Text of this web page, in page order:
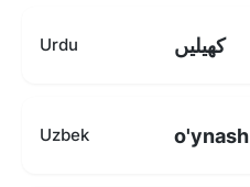
Urdu کھیلیں
Uzbek o'ynash